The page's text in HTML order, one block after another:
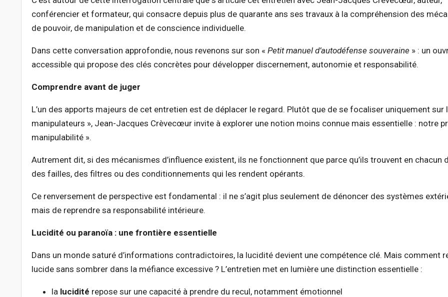
conférencier et formateur, qui consacre depuis plus de quarante ans ses travaux à la compréhension des
de pouvoir, de manipulation et de conscience individuelle.
Dans cette conversation approfondie, nous revenons sur son « Petit manuel d’autodéfense souveraine » : un
accessible qui propose des clés concrètes pour développer discernement, autonomie et responsabilité.
Comprendre avant de juger
L’un des apports majeurs de cet entretien est de déplacer le regard. Plutôt que de se focaliser uniquement sur
manipulateurs », Jean-Jacques Crèvecœur invite à explorer une notion moins connue mais essentielle : notre
manipulabilité ».
Autrement dit, si des mécanismes d’influence existent, ils ne fonctionnent que parce qu’ils trouvent en chacun
des failles, des filtres ou des conditionnements qui les rendent opérants.
Ce renversement de perspective est fondamental : il ne s’agit plus seulement de dénoncer des systèmes
mais de reprendre sa responsabilité intérieure.
Lucidité ou paranoïa : une frontière essentielle
Dans un monde saturé d’informations contradictoires, la lucidité devient une compétence clé. Mais comment
lucide sans sombrer dans la méfiance excessive ? L’entretien met en lumière une distinction essentielle :
la lucidité repose sur une capacité à prendre du recul, notamment émotionnel